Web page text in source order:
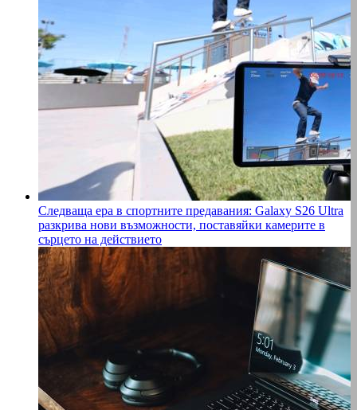
Следваща ера в спортните предавания: Galaxy S26 Ultra
разкрива нови възможности, поставяйки камерите в
сърцето на действието